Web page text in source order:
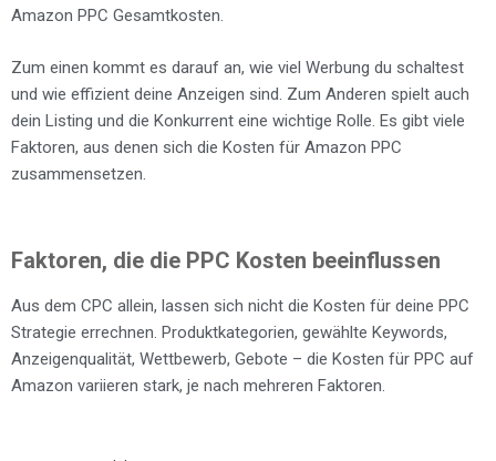
Amazon PPC Gesamtkosten.
Zum einen kommt es darauf an, wie viel Werbung du schaltest
und wie effizient deine Anzeigen sind. Zum Anderen spielt auch
dein Listing und die Konkurrent eine wichtige Rolle. Es gibt viele
Faktoren, aus denen sich die Kosten für Amazon PPC
zusammensetzen.
Faktoren, die die PPC Kosten beeinflussen
Aus dem CPC allein, lassen sich nicht die Kosten für deine PPC
Strategie errechnen. Produktkategorien, gewählte Keywords,
Anzeigenqualität, Wettbewerb, Gebote – die Kosten für PPC auf
Amazon variieren stark, je nach mehreren Faktoren.